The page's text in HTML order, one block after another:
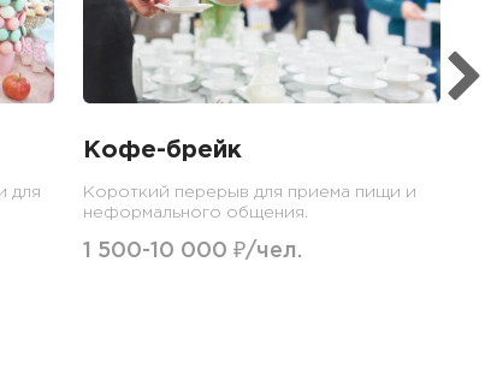
для
Кофе-брейк
Короткий перерыв для приема пищи и
неформального общения.
1 500-10 000 ₽/чел.